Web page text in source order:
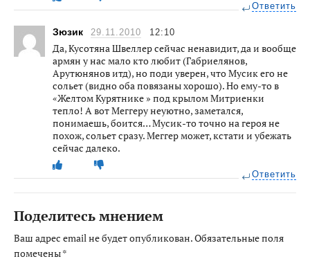
Ответить
Зюзик 29.11.2010 12:10
Да, Кусотяна Швеллер сейчас ненавидит, да и вообще
армян у нас мало кто любит (Габриелянов,
Арутюнянов итд), но поди уверен, что Мусик его не
сольет (видно оба повязаны хорошо). Но ему-то в
«Желтом Курятнике » под крылом Митриенки
тепло! А вот Меггеру неуютно, заметался,
понимаешь, боится… Мусик-то точно на героя не
похож, сольет сразу. Меггер может, кстати и убежать
сейчас далеко.
Ответить
Поделитесь мнением
Ваш адрес email не будет опубликован.Обязательные поля
помечены*